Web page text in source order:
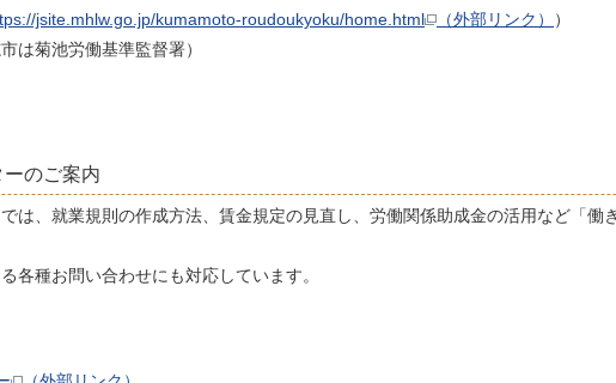
jsite.mhlw.go.jp/kumamoto-roudoukyoku/home.html （外部リンク）
）
は菊池労働基準監督署）
のご案内
は、就業規則の作成方法、賃金規定の見直し、労働関係助成金の活用など「働
各種お問い合わせにも対応しています。